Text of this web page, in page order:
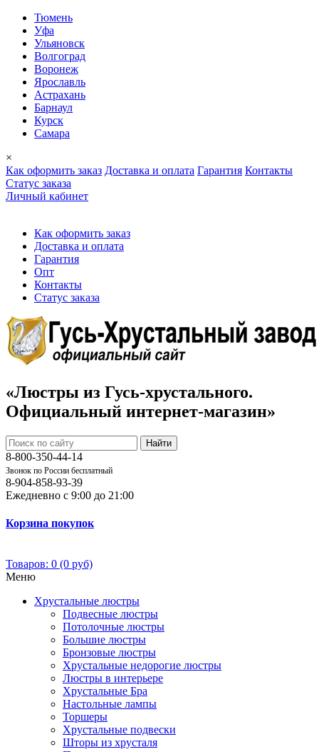
Тюмень
Уфа
Ульяновск
Волгоград
Воронеж
Ярославль
Астрахань
Барнаул
Курск
Самара
×
Как оформить заказ Доставка и оплата Гарантия Контакты
Cтатус заказа
Личный кабинет
Как оформить заказ
Доставка и оплата
Гарантия
Опт
Контакты
Cтатус заказа
«Люстры из Гусь-хрустального.
Официальный интернет-магазин»
Найти
8-800-350-44-14
Звонок по России бесплатный
8-904-858-93-39
Ежедневно с 9:00 до 21:00
Корзина покупок
Товаров: 0 (0 руб)
Меню
Хрустальные люстры
Подвесные люстры
Потолочные люстры
Большие люстры
Бронзовые люстры
Хрустальные недорогие люстры
Люстры в интерьере
Хрустальные Бра
Настольные лампы
Торшеры
Хрустальные подвески
Шторы из хрусталя